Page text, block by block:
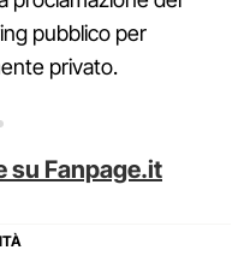
pubblico per
privato.
su Fanpage.it